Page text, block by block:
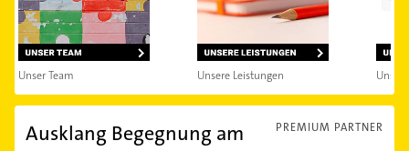
Unser Team Unsere Leistungen
PREMIUM PARTNER
Ausklang Begegnung am